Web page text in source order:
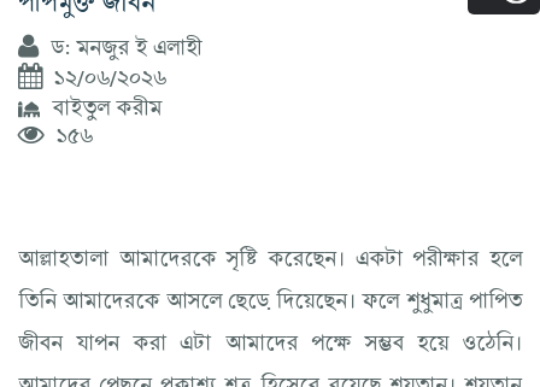
ড: মনজুর ই এলাহী
১২/০৬/২০২৬
বাইতুল করীম
১৫৬
আল্লাহতালা আমাদেরকে সৃষ্টি করেছেন। একটা পরীক্ষার হলে
তিনি আমাদেরকে আসলে ছেড়ে দিয়েছেন। ফলে শুধুমাত্র পাপিত
জীবন যাপন করা এটা আমাদের পক্ষে সম্ভব হয়ে ওঠেনি।
আমাদের পেছনে প্রকাশ্য শত্রু হিসেবে রয়েছে শয়তান। শয়তান